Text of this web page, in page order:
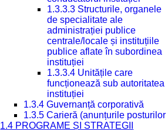
1.3.3.3 Structurile, organele
de specialitate ale
administrației publice
centrale/locale și instituțiile
publice aflate în subordinea
instituției
1.3.3.4 Unitățile care
funcționează sub autoritatea
instituției
1.3.4 Guvernanță corporativă
1.3.5 Carieră (anunțurile
1.4 PROGRAME ȘI STRATEGII